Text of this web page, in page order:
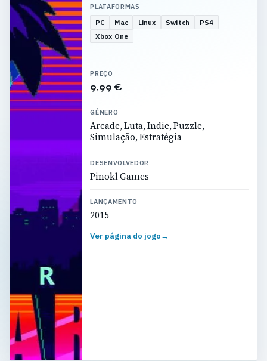
PLATAFORMAS
PC Mac Linux Switch
PS4
Xbox One
PREÇO
9,99 €
GÉNERO
Arcade, Luta, Indie, Puzzle,
Simulação, Estratégia
DESENVOLVEDOR
Pinokl Games
LANÇAMENTO
2015
Ver página do jogo→